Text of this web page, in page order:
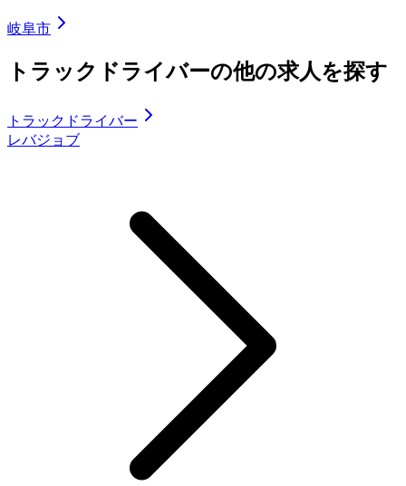
岐阜市
トラックドライバーの他の求人を探す
トラックドライバー
レバジョブ